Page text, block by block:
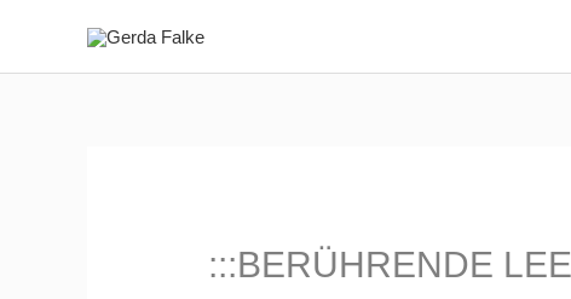
springen
:::BERÜHRENDE